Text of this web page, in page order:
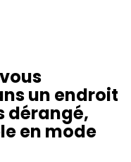
un endroit
dérangé,
en mode